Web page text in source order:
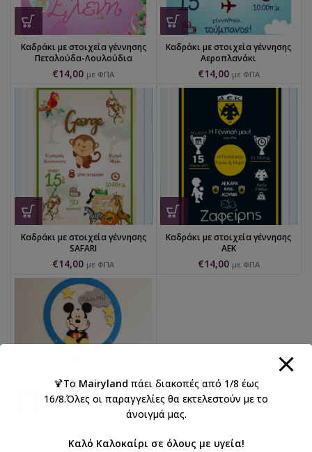
Καδράκι με στοιχεία γέννησης
Πεταλούδα-Λουλούδια
€14,00 με ΦΠΑ
Καδράκι με στοιχεία γέννησης
Αεροπλανάκι
€14,00 με ΦΠΑ
Καδράκι με στοιχεία γέννησης
SAFARI
€14,00 με ΦΠΑ
Καδράκι με στοιχεία γέννησης
AEK
€14,00 με ΦΠΑ
Mickey – AF0010
🍹Το Mairyland πάει διακοπές από 1/8 έως
16/8.Όλες οι παραγγελίες θα εκτελεστούν με το
άνοιγμά μας.
Καλό Καλοκαίρι σε όλους με υγεία!